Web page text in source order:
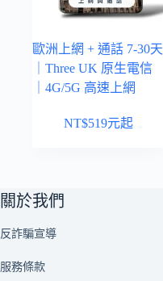
歐洲上網 + 通話 7-30天
｜Three UK 原生電信
｜4G/5G 高速上網
NT$519元起
關於我們
反詐騙宣導
服務條款